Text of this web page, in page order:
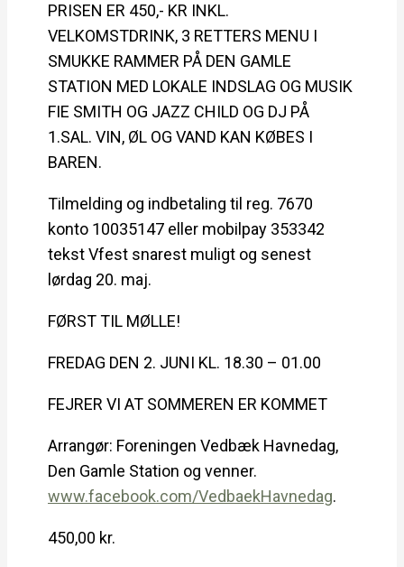
PRISEN ER 450,- KR INKL.
VELKOMSTDRINK, 3 RETTERS MENU I
SMUKKE RAMMER PÅ DEN GAMLE
STATION MED LOKALE INDSLAG OG MUSIK
FIE SMITH OG JAZZ CHILD OG DJ PÅ
1.SAL. VIN, ØL OG VAND KAN KØBES I
BAREN.
Tilmelding og indbetaling til reg. 7670
konto 10035147 eller mobilpay 353342
tekst Vfest snarest muligt og senest
lørdag 20. maj.
FØRST TIL MØLLE!
FREDAG DEN 2. JUNI KL. 18.30 – 01.00
FEJRER VI AT SOMMEREN ER KOMMET
Arrangør: Foreningen Vedbæk Havnedag,
Den Gamle Station og venner.
www.facebook.com/VedbaekHavnedag.
450,00 kr.